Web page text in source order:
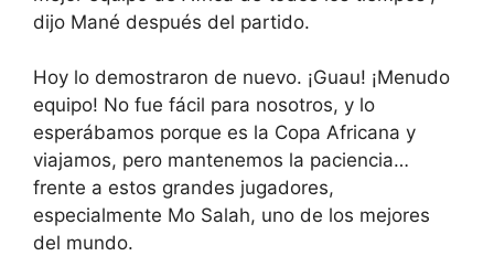
dijo Mané después del partido.
Hoy lo demostraron de nuevo. ¡Guau! ¡Menudo
equipo! No fue fácil para nosotros, y lo
esperábamos porque es la Copa Africana y
viajamos, pero mantenemos la paciencia…
frente a estos grandes jugadores,
especialmente Mo Salah, uno de los mejores
del mundo.